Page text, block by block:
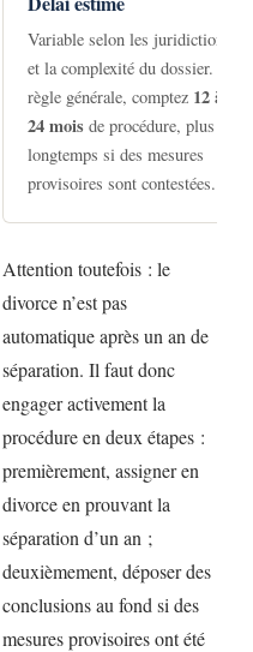
Variable selon les juridictions
et la complexité du dossier. En
règle générale, comptez 12 à
24 mois de procédure, plus
longtemps si des mesures
provisoires sont contestées.
Attention toutefois : le
divorce n’est pas
automatique après un an de
séparation. Il faut donc
engager activement la
procédure en deux étapes :
premièrement, assigner en
divorce en prouvant la
séparation d’un an ;
deuxièmement, déposer des
conclusions au fond si des
mesures provisoires ont été